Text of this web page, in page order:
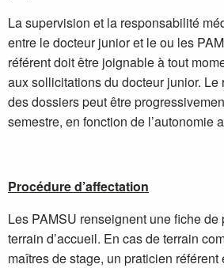
La supervision et la responsabilité
entre le docteur junior et le ou les
référent doit être joignable à tout
aux sollicitations du docteur junior. Le
des dossiers peut être
semestre, en fonction de l’autonomie
Procédure d’affectation
Les PAMSU renseignent une fiche
terrain d’accueil. En cas de terrain
maîtres de stage, un praticien